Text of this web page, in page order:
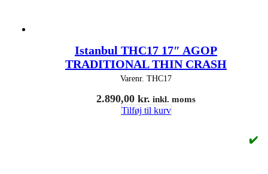
Istanbul THC17 17″ AGOP
TRADITIONAL THIN CRASH
Varenr. THC17
2.890,00 kr. inkl. moms
Tilføj til kurv
✔️